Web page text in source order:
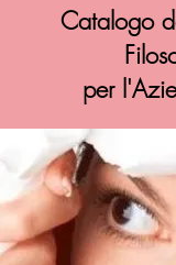
Catalogo
per